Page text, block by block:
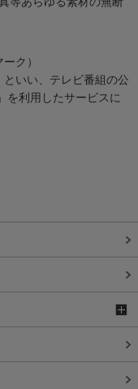
ク）
といい、テレビ番組の公
を利用したサービスに